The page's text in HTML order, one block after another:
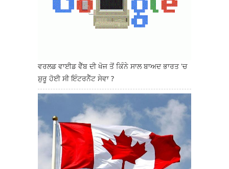
ਵਰਲਡ ਵਾਈਡ ਵੈੱਬ ਦੀ ਖੋਜ ਤੋਂ ਕਿੰਨੇ ਸਾਲ ਬਾਅਦ ਭਾਰਤ 'ਚ
ਸ਼ੁਰੂ ਹੋਈ ਸੀ ਇੰਟਰਨੈੱਟ ਸੇਵਾ ?